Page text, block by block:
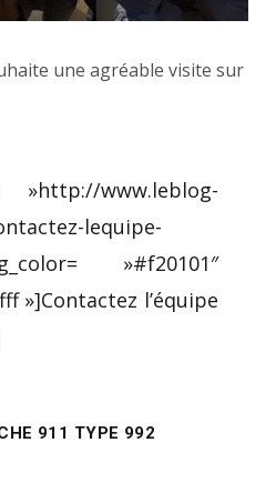
une agréable visite sur
www.leblog-
lequipe-
»#f20101″
»]Contactez l’équipe
911 TYPE 992